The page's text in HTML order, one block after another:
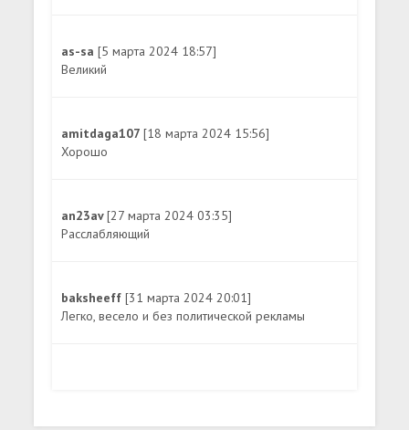
as-sa[5 марта 2024 18:57]
Великий
amitdaga107[18 марта 2024 15:56]
Хорошо
an23av[27 марта 2024 03:35]
Расслабляющий
baksheeff[31 марта 2024 20:01]
Легко, весело и без политической рекламы